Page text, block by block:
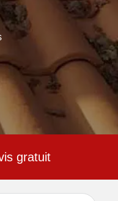
gratuit